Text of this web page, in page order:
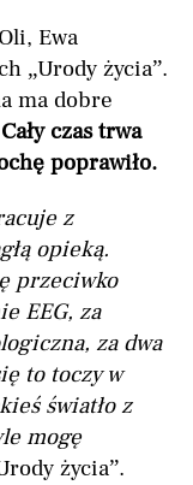
Ewa
„Urody życia”.
ma dobre
Cały czas trwa
poprawiło.
z
opieką.
przeciwko
EEG, za
za dwa
to toczy w
światło z
mogę
życia”.